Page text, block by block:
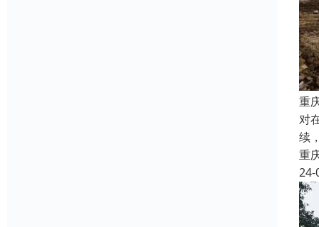
重
对
续
重
24-